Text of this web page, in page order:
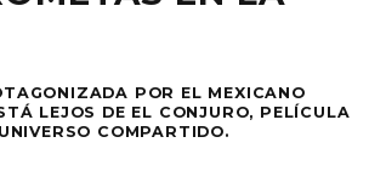
POR EL MEXICANO
LEJOS DE EL CONJURO, PELÍCULA
COMPARTIDO.